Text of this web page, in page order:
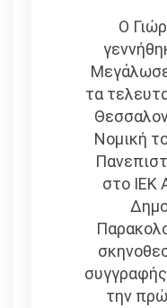
Ο
τα
Νομική
στο
την